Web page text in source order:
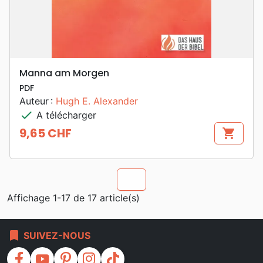
Manna am Morgen
PDF
Auteur : Hugh E. Alexander
check A télécharger
Prix
9,65 CHF shopping_cart
Affichage 1-17 de 17 article(s)
bookmark SUIVEZ-NOUS
facebook youtube pinterest instagram
tiktok